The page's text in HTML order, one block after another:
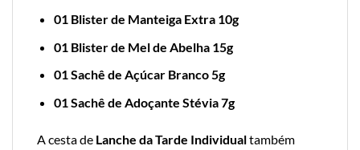
01 Blister de Manteiga Extra 10g
01 Blister de Mel de Abelha 15g
01 Sachê de Açúcar Branco 5g
01 Sachê de Adoçante Stévia 7g
A cesta de Lanche da Tarde Individualtambém